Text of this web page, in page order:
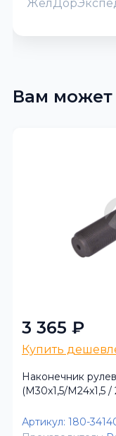
Вам может
3 365 ₽
Купить
Наконечник
(M30x1,5/M24x1,5
Артикул: 180-